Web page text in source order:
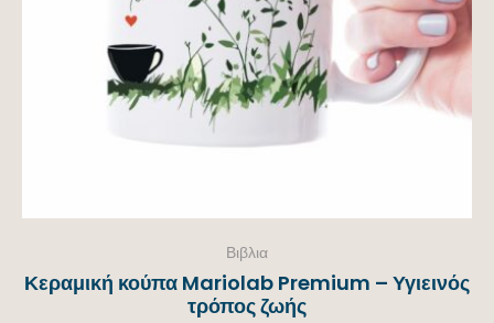
Βιβλια
Κεραμική κούπα Mariolab Premium – Υγιεινός
τρόπος ζωής